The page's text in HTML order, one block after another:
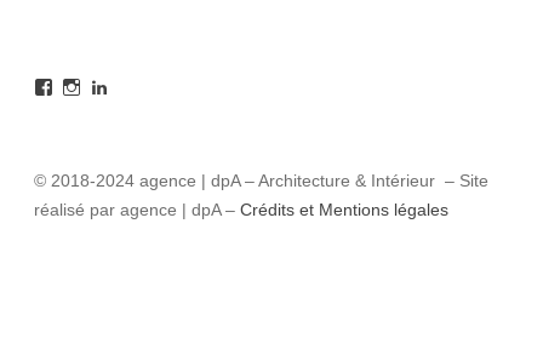
FacebookInstagram
© 2018-2024 agence | dpA – Architecture & Intérieur – Site
réalisé par agence | dpA – Crédits et Mentions légales